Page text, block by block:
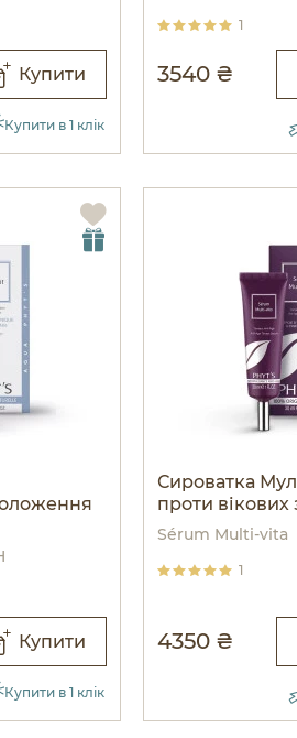
Купити
Купити в 1 клік
1
3540 ₴
Купити
Купити в 1 клік
Сироватка
проти вікових
Sérum Multi-vita
1
4350 ₴